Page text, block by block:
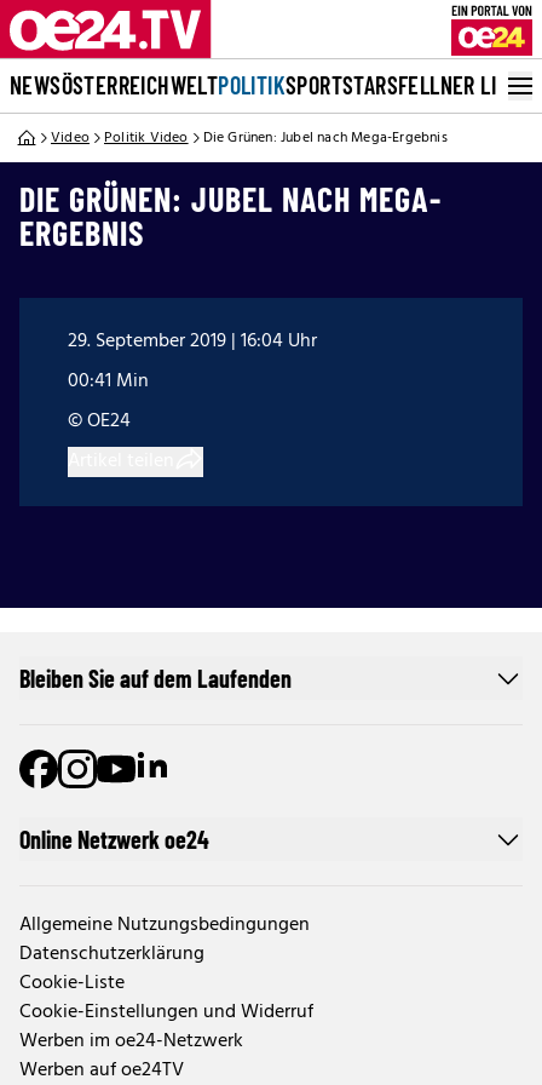
NEWSÖSTERREICHWELTPOLITIKSPORTSTARSFELLNER LIVE
Video Politik Video Die Grünen: Jubel nach Mega-Ergebnis
DIE GRÜNEN: JUBEL NACH MEGA-
ERGEBNIS
29. September 2019 | 16:04 Uhr
00:41 Min
© OE24
Online Netzwerk oe24
Allgemeine Nutzungsbedingungen
Datenschutzerklärung
Cookie-Liste
Cookie-Einstellungen und Widerruf
Werben im oe24-Netzwerk
Werben auf oe24TV
Bleiben Sie auf dem Laufenden